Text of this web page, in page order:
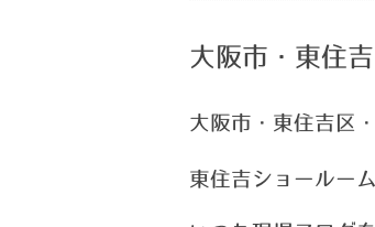
大阪市・東住
大阪市・東住吉区
東住吉ショールー